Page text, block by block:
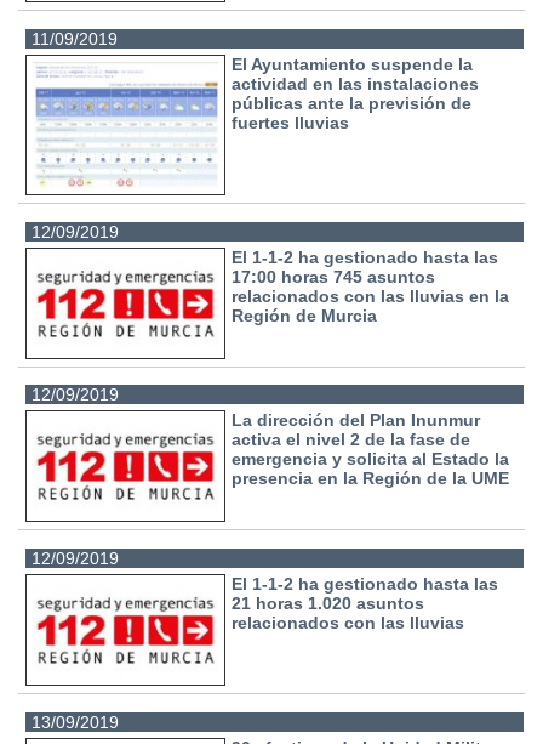
11/09/2019
El Ayuntamiento suspende la
actividad en las instalaciones
públicas ante la previsión de
fuertes lluvias
12/09/2019
El 1-1-2 ha gestionado hasta las
17:00 horas 745 asuntos
relacionados con las lluvias en la
Región de Murcia
12/09/2019
La dirección del Plan Inunmur
activa el nivel 2 de la fase de
emergencia y solicita al Estado la
presencia en la Región de la UME
12/09/2019
El 1-1-2 ha gestionado hasta las
21 horas 1.020 asuntos
relacionados con las lluvias
13/09/2019